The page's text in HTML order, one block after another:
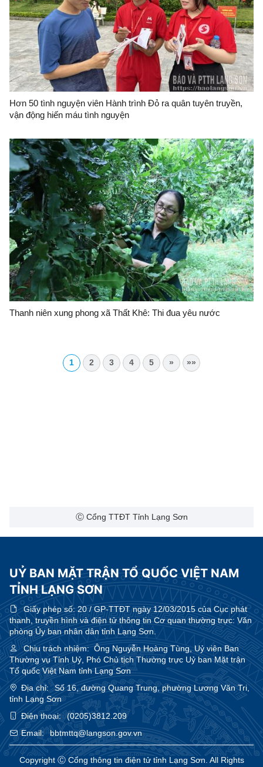
Hơn 50 tình nguyện viên Hành trình Đỏ ra quân tuyên truyền,
vận động hiến máu tình nguyện
Thanh niên xung phong xã Thất Khê: Thi đua yêu nước
1 2 3 4 5 » »»
Ⓒ Cổng TTĐT Tỉnh Lạng Sơn
UỶ BAN MẶT TRẬN TỔ QUỐC VIỆT NAM
TỈNH LẠNG SƠN
Giấy phép số:20 / GP-TTĐT ngày 12/03/2015 của Cục phát
thanh, truyền hình và điện tử thông tin Cơ quan thường trực: Văn
phòng Ủy ban nhân dân tỉnh Lạng Sơn.
Chịu trách nhiệm:Ông Nguyễn Hoàng Tùng, Uỷ viên Ban
Thường vụ Tỉnh Uỷ, Phó Chủ tịch Thường trực Uỷ ban Mặt trận
Tổ quốc Việt Nam tỉnh Lạng Sơn
Địa chỉ:
Số 16, đường Quang Trung, phường Lương Văn Tri,
tỉnh Lạng Sơn
Điện thoại:
(0205)3812.209
Email:
bbtmttq@langson.gov.vn
Copyright Ⓒ Cổng thông tin điện tử tỉnh Lạng Sơn. All Rights